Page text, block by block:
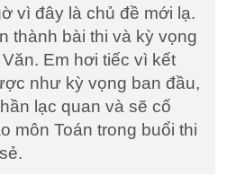
vì đây là chủ đề mới lạ.
thành bài thi và kỳ vọng
Em hơi tiếc vì kết
như kỳ vọng ban đầu,
lạc quan và sẽ cố
môn Toán trong buổi thi